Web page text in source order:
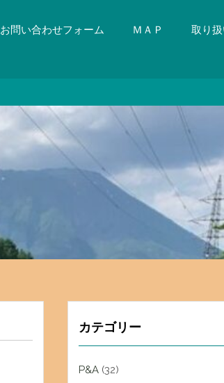
お問い合わせフォーム ＭＡＰ 取り
カテゴリー
P&A (32)